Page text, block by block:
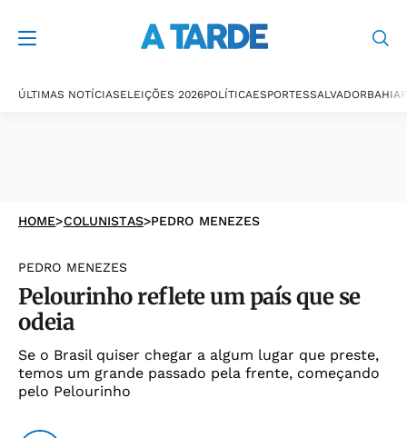
ÚLTIMAS NOTÍCIASELEIÇÕES 2026POLÍTICAESPORTESSALVADORBAHIA
HOME>COLUNISTAS>PEDRO MENEZES
PEDRO MENEZES
Pelourinho reflete um país que se
odeia
Se o Brasil quiser chegar a algum lugar que preste,
temos um grande passado pela frente, começando
pelo Pelourinho